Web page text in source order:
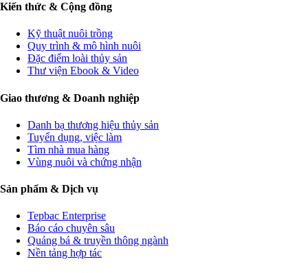
Kiến thức & Cộng đồng
Kỹ thuật nuôi trồng
Quy trình & mô hình nuôi
Đặc điểm loài thủy sản
Thư viện Ebook & Video
Giao thương & Doanh nghiệp
Danh bạ thương hiệu thủy sản
Tuyển dụng, việc làm
Tìm nhà mua hàng
Vùng nuôi và chứng nhận
Sản phẩm & Dịch vụ
Tepbac Enterprise
Báo cáo chuyên sâu
Quảng bá & truyền thông ngành
Nền tảng hợp tác